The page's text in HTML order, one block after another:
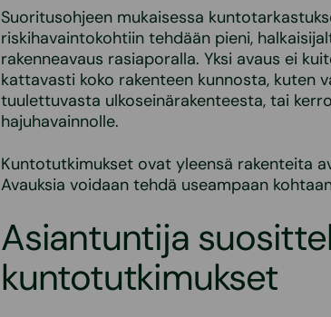
Suoritusohjeen mukaisessa
riskihavaintokohtiin tehdään pieni,
rakenneavaus rasiaporalla. Yksi avaus ei
kattavasti koko rakenteen kunnosta, kuten
tuulettuvasta ulkoseinärakenteesta, tai
hajuhavainnolle.
Kuntotutkimukset ovat yleensä rakenteita
Avauksia voidaan tehdä useampaan
Asiantuntija
kuntotutkimukset